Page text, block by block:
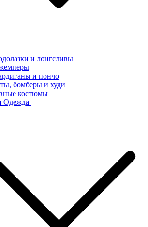
и лонгсливы
и пончо
бомберы и худи
костюмы
Одежда